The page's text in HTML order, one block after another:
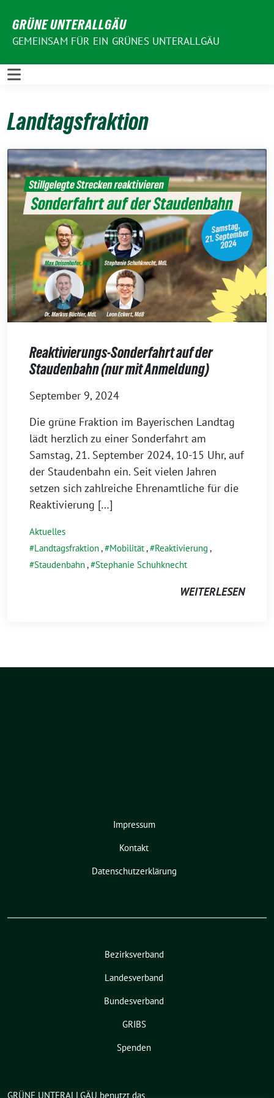
zum
Inhalt
GRÜNE UNTERALLGÄU
GEMEINSAM FÜR EIN GRÜNES UNTERALLGÄU
Landtagsfraktion
Reaktivierungs-Sonderfahrt auf der
Staudenbahn (nur mit Anmeldung)
September 9, 2024
Die grüne Fraktion im Bayerischen Landtag
lädt herzlich zu einer Sonderfahrt am
Samstag, 21. September 2024, 10-15 Uhr, auf
der Staudenbahn ein. Seit vielen Jahren
setzen sich zahlreiche Ehrenamtliche für die
Reaktivierung […]
Aktuelles
Landtagsfraktion, Mobilität, Reaktivierung ,
Staudenbahn, Stephanie Schuhknecht
WEITERLESEN
Impressum
Kontakt
Datenschutzerklärung
Bezirksverband
Landesverband
Bundesverband
GRIBS
Spenden
GRÜNE UNTERALLGÄU benutzt das